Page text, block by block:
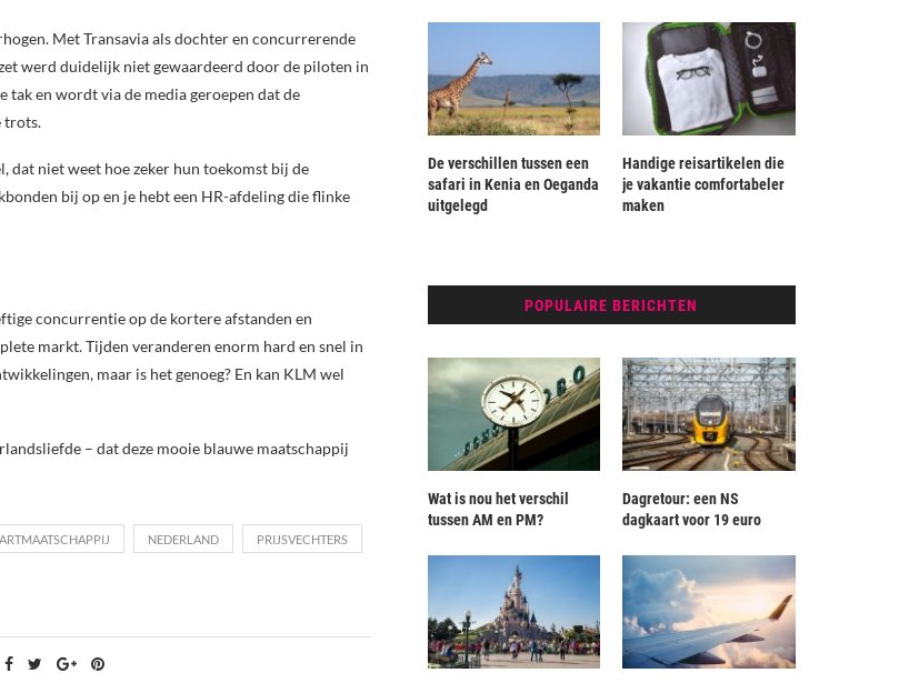
Met Transavia als dochter en concurrerende
werd duidelijk niet gewaardeerd door de piloten in
tak en wordt via de media geroepen dat de
trots.
dat niet weet hoe zeker hun toekomst bij de
bij op en je hebt een HR-afdeling die flinke
concurrentie op de kortere afstanden en
markt. Tijden veranderen enorm hard en snel in
maar is het genoeg? En kan KLM wel
– dat deze mooie blauwe maatschappij
NEDERLAND PRIJSVECHTERS
De verschillen tussen een
safari in Kenia en Oeganda
uitgelegd
Handige reisartikelen die
je vakantie comfortabeler
maken
POPULAIRE BERICHTEN
Wat is nou het verschil
tussen AM en PM?
Dagretour: een NS
dagkaart voor 19 euro